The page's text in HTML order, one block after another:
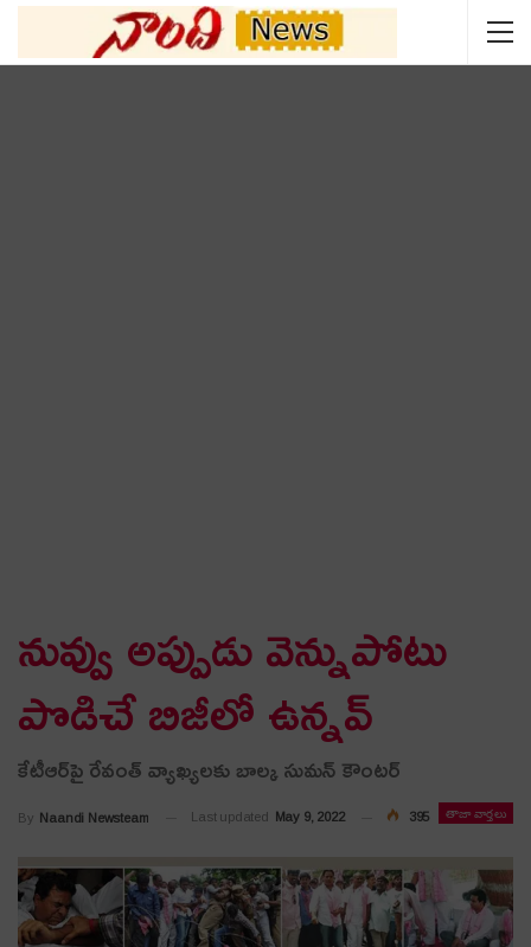
నువ్వు అప్పుడు వెన్నుపోటు
పొడిచే బిజీలో ఉన్న‌వ్‌
కేటీఆర్‌పై రేవంత్ వ్యాఖ్య‌ల‌కు బాల్క సుమ‌న్ కౌంట‌ర్
తాజా వార్తలు
By Naandi Newsteam Last updated May 9, 2022 395